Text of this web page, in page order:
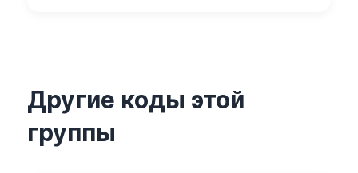
Другие коды этой
группы